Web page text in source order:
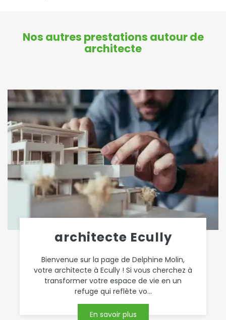
Nos autres prestations autour de
architecte
architecte Ecully
Bienvenue sur la page de Delphine Molin,
votre architecte à Ecully ! Si vous cherchez à
transformer votre espace de vie en un
refuge qui reflète vo...
En savoir plus